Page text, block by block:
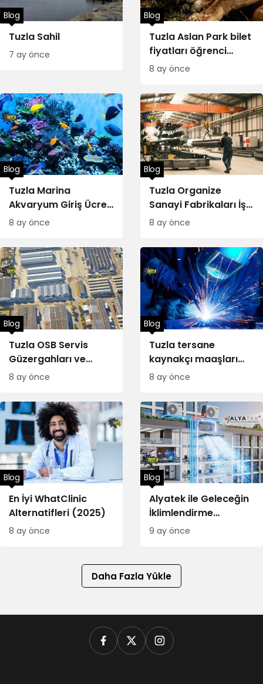
Tuzla Sahil
Blog
7 ay önce
Tuzla Aslan Park bilet
fiyatları öğrenci
indirimi
Blog
8 ay önce
Tuzla Marina
Akvaryum Giriş Ücreti
Ne kadar
Blog
8 ay önce
Tuzla Organize
Sanayi Fabrikaları İş
Başvurusu Formu
Blog
8 ay önce
Tuzla OSB Servis
Güzergahları ve
Saatleri
Blog
8 ay önce
Tuzla tersane
kaynakçı maaşları
2025
Blog
8 ay önce
En İyi WhatClinic
Alternatifleri (2025)
Blog
8 ay önce
Alyatek ile Geleceğin
İklimlendirme
Teknolojisi
Blog
9 ay önce
Daha Fazla Yükle